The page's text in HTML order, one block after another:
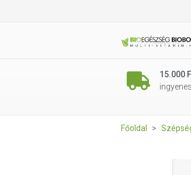
15.000
Főoldal